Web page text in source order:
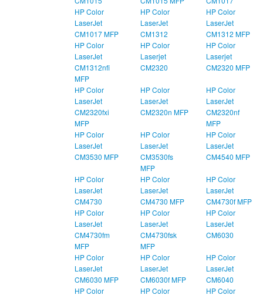
HP Color
LaserJet
CM1017 MFP
HP Color
LaserJet
CM1312
HP Color
LaserJet
CM1312 MFP
HP Color
LaserJet
CM1312nfi
MFP
HP Color
Laserjet
CM2320
HP Color
Laserjet
CM2320 MFP
HP Color
LaserJet
CM2320fxi
MFP
HP Color
LaserJet
CM2320n MFP
HP Color
LaserJet
CM2320nf
MFP
HP Color
LaserJet
CM3530 MFP
HP Color
LaserJet
CM3530fs
MFP
HP Color
LaserJet
CM4540 MFP
HP Color
LaserJet
CM4730
HP Color
LaserJet
CM4730 MFP
HP Color
LaserJet
CM4730f MFP
HP Color
LaserJet
CM4730fm
MFP
HP Color
LaserJet
CM4730fsk
MFP
HP Color
LaserJet
CM6030
HP Color
LaserJet
CM6030 MFP
HP Color
LaserJet
CM6030f MFP
HP Color
LaserJet
CM6040
HP Color
HP Color
HP Color